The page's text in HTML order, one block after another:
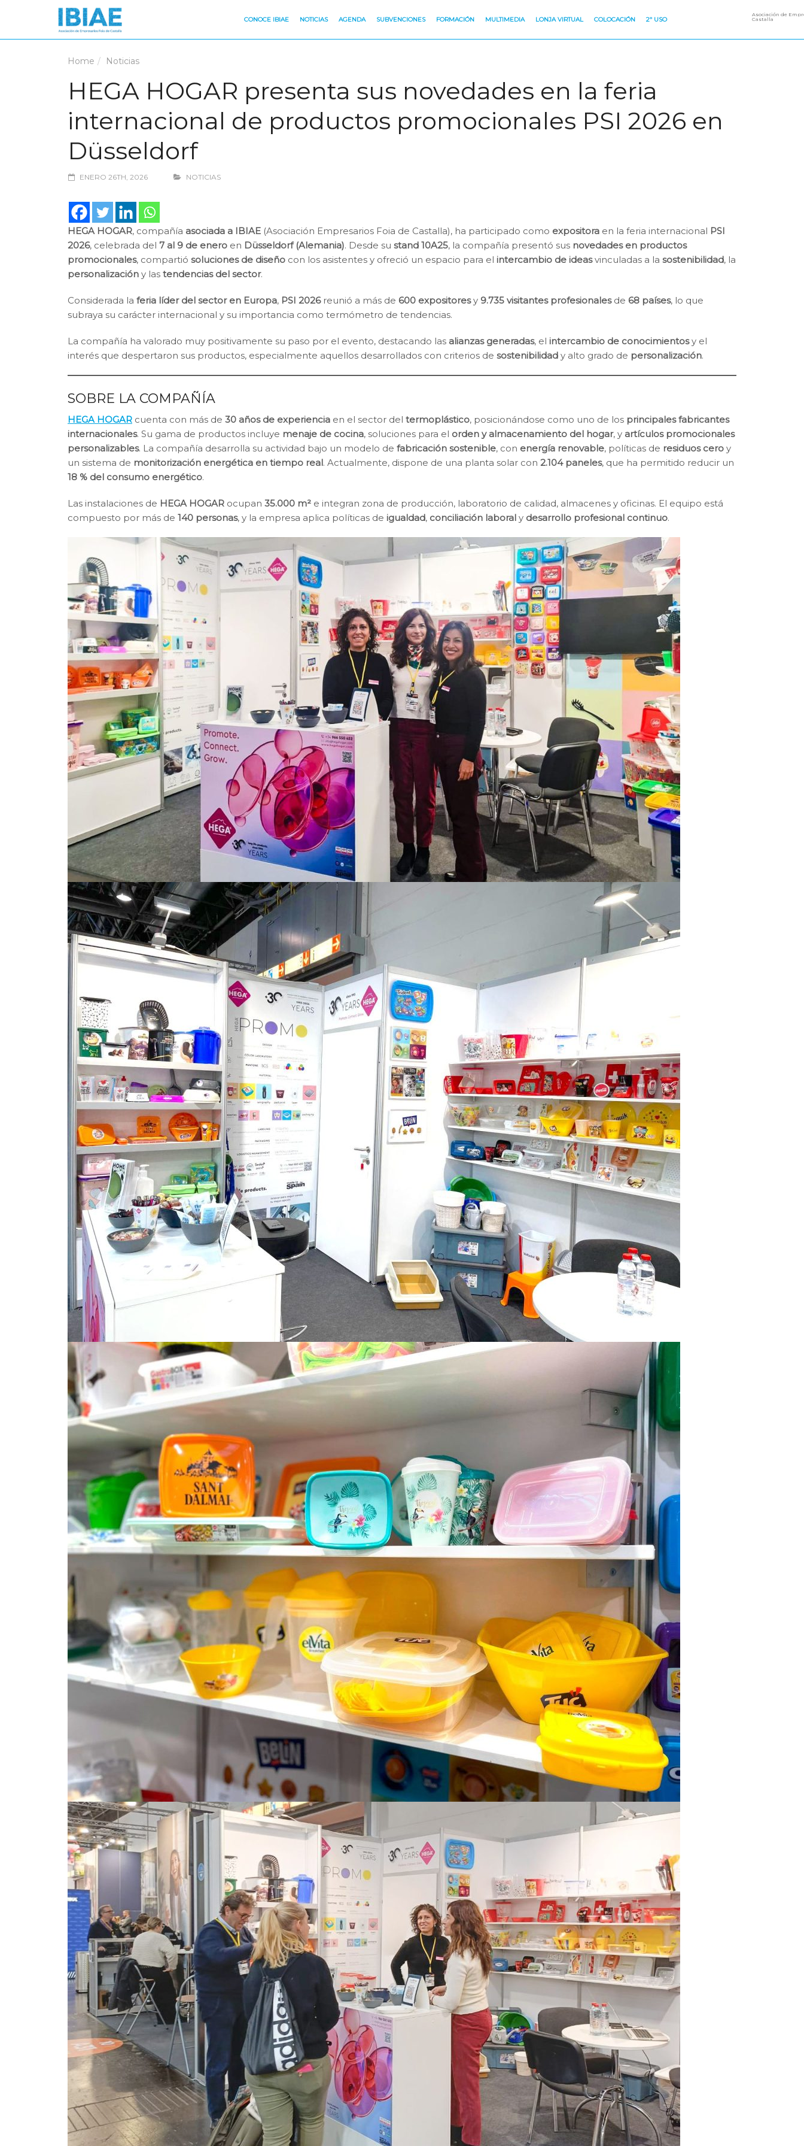
CONOCE IBIAE NOTICIAS AGENDA SUBVENCIONES FORMACIÓN MULTIMEDIA LONJA VIRTUAL COLOCACIÓN 2º USO
Asociación de
Castalla
Home Noticias
HEGA HOGAR presenta sus novedades en la feria
internacional de productos promocionales PSI 2026 en
Düsseldorf
ENERO 26TH, 2026 NOTICIAS
HEGA HOGAR, compañía asociada a IBIAE (Asociación Empresarios Foia de Castalla), ha participado como expositora en la feria internacional PSI
2026, celebrada del 7 al 9 de enero en Düsseldorf (Alemania). Desde su stand 10A25, la compañía presentó sus novedades en productos
promocionales, compartió soluciones de diseño con los asistentes y ofreció un espacio para el intercambio de ideasvinculadas a la sostenibilidad, la
personalización y las tendencias del sector.
Considerada la feria líder del sector en Europa, PSI 2026reunió a más de 600 expositoresy 9.735 visitantes profesionalesde 68 países, lo que
subraya su carácter internacional y su importancia como termómetro de tendencias.
La compañía ha valorado muy positivamente su paso por el evento, destacando las alianzas generadas, el intercambio de conocimientosy el
interés que despertaron sus productos, especialmente aquellos desarrollados con criterios de sostenibilidad y alto grado de personalización.
SOBRE LA COMPAÑÍA
HEGA HOGAR cuenta con más de 30 años de experiencia en el sector del termoplástico, posicionándose como uno de los principales fabricantes
internacionales. Su gama de productos incluye menaje de cocina, soluciones para el orden y almacenamiento del hogar, y artículos promocionales
personalizables. La compañía desarrolla su actividad bajo un modelo de fabricación sostenible, con energía renovable, políticas de residuos cero y
un sistema de monitorización energética en tiempo real. Actualmente, dispone de una planta solar con 2.104 paneles, que ha permitido reducir un
18 % del consumo energético.
Las instalaciones de HEGA HOGAR ocupan 35.000 m² e integran zona de producción, laboratorio de calidad, almacenes y oficinas. El equipo está
compuesto por más de 140 personas, y la empresa aplica políticas de igualdad, conciliación laboral y desarrollo profesional continuo.